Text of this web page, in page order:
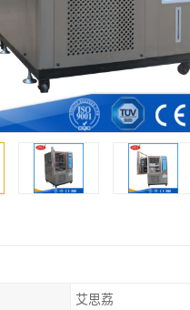
艾思荔